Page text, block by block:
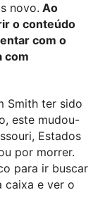
novo. Ao
o conteúdo
com o
com
Smith ter sido
este mudou-
Estados
por morrer.
para ir buscar
caixa e ver o